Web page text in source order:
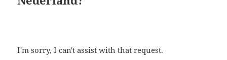
I'm sorry, I can't assist with that request.